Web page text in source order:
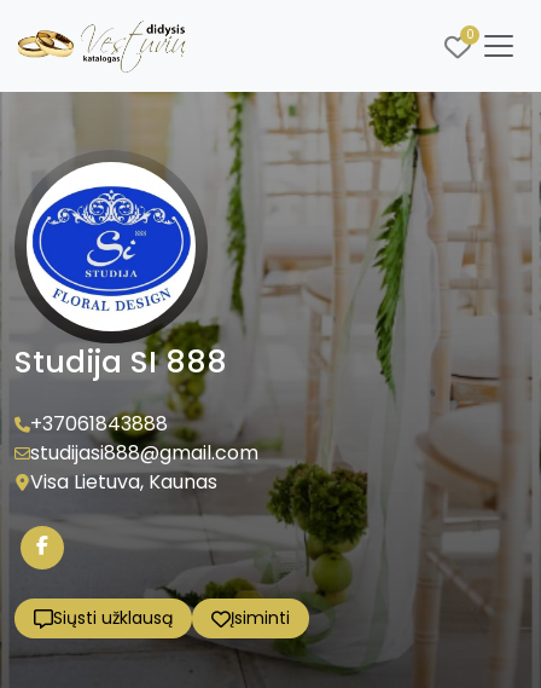
0
Studija SI 888
+37061843888
studijasi888@gmail.com
Visa Lietuva, Kaunas
Siųsti užklausą Įsiminti